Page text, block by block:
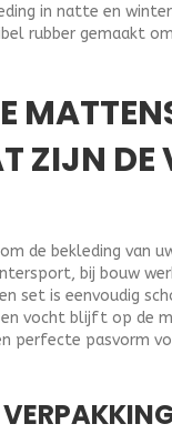
in natte en
rubber gemaakt
ZIJN DE
de bekleding van
bij bouw
set is eenvoudig
vocht blijft op de
perfecte pasvorm